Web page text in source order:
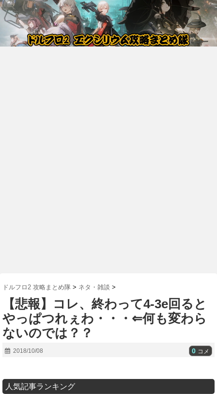
ドルフロ2 攻略まとめ隊 > ネタ・雑談 >
【悲報】コレ、終わって4-3e回ると
やっぱつれぇわ・・・⇐何も変わら
ないのでは？？
2018/10/08 0 コメ
人気記事ランキング